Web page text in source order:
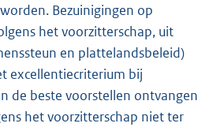
Bezuinigingen op
het voorzitterschap, uit
en plattelandsbeleid)
excellentiecriterium bij
de beste voorstellen ontvangen
het voorzitterschap niet ter